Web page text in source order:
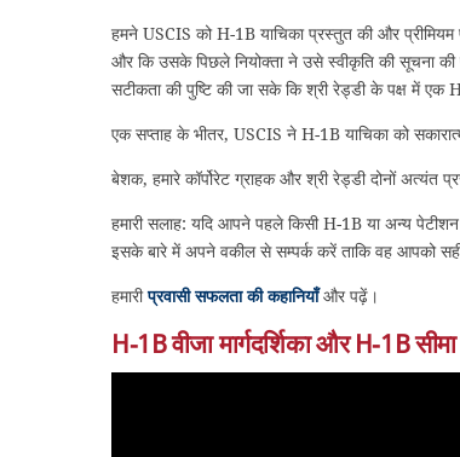
हमने USCIS को H-1B याचिका प्रस्तुत की और प्रीमियम
और कि उसके पिछले नियोक्ता ने उसे स्वीकृति की सूचना की
सटीकता की पुष्टि की जा सके कि श्री रेड्डी के पक्ष में एक
एक सप्ताह के भीतर, USCIS ने H-1B याचिका को
बेशक, हमारे कॉर्पोरेट ग्राहक और श्री रेड्डी दोनों अत्यंत
हमारी सलाह: यदि आपने पहले किसी H-1B या अन्य
इसके बारे में अपने वकील से सम्पर्क करें ताकि वह आपको सही
हमारीप्रवासी सफलता की कहानियाँऔर पढ़ें।
H-1B वीजा मार्गदर्शिका और H-1B सीमा